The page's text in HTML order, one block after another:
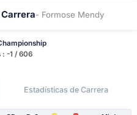
- Formose Mendy
: -1 / 606
Estadísticas de Carrera